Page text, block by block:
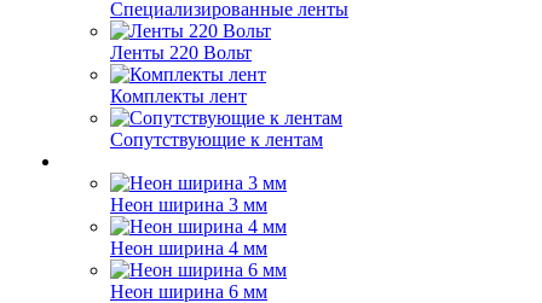
Специализированные ленты
Ленты 220 Вольт
Комплекты лент
Сопутствующие к лентам
Неон ширина 3 мм
Неон ширина 4 мм
Неон ширина 6 мм